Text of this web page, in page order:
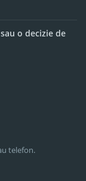
o decizie de
telefon.